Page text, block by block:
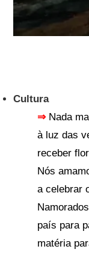
Cultura
⇒ Nada
à luz das
receber
Nós
a celebrar
país para
matéria